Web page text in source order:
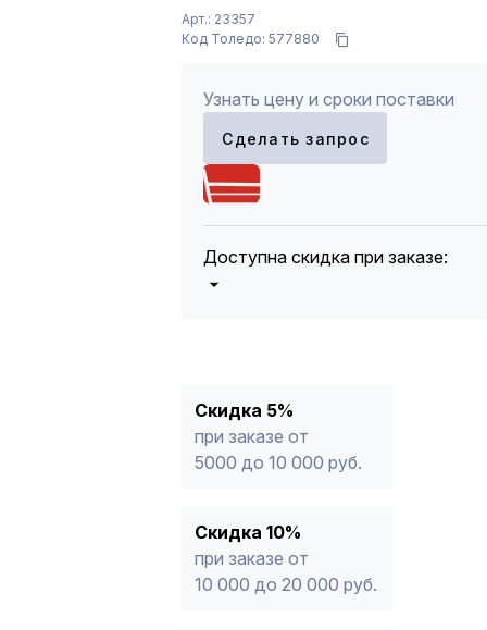
Арт.: 23357
Код Толедо: 577880
Узнать цену и сроки поставки
Сделать запрос
Доступна скидка при заказе:
* -Для заказов, состоящих
продукции, максимальная скидка
Скидка 5%
при заказе от
5000 до 10 000 руб.
Скидка 10%
при заказе от
10 000 до 20 000 руб.